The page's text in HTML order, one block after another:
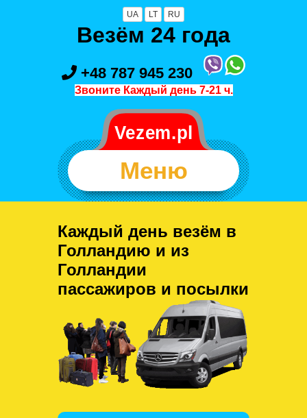
UA LT RU
Везём 24 года
+48 787 945 230
Звоните Каждый день 7-21 ч.
Меню
Каждый день везём в
Голландию и из
Голландии
пассажиров и посылки